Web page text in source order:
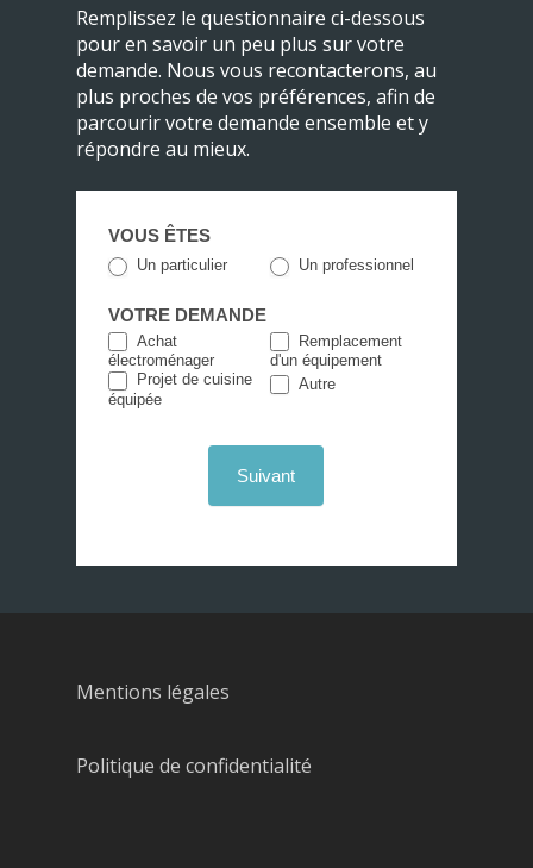
Remplissez le questionnaire ci-dessous
pour en savoir un peu plus sur votre
demande. Nous vous recontacterons, au
plus proches de vos préférences, afin de
parcourir votre demande ensemble et y
répondre au mieux.
Projet
électroménager
VOUS ÊTES
Un particulier Un professionnel
VOTRE DEMANDE
Achat
électroménager
Remplacement
d'un équipement
Projet de cuisine
équipée
AutreAutre
Suivant
Mentions légales
Politique de confidentialité